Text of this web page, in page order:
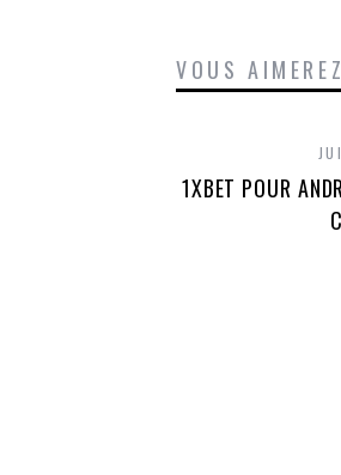
VOUS
1XBET POUR